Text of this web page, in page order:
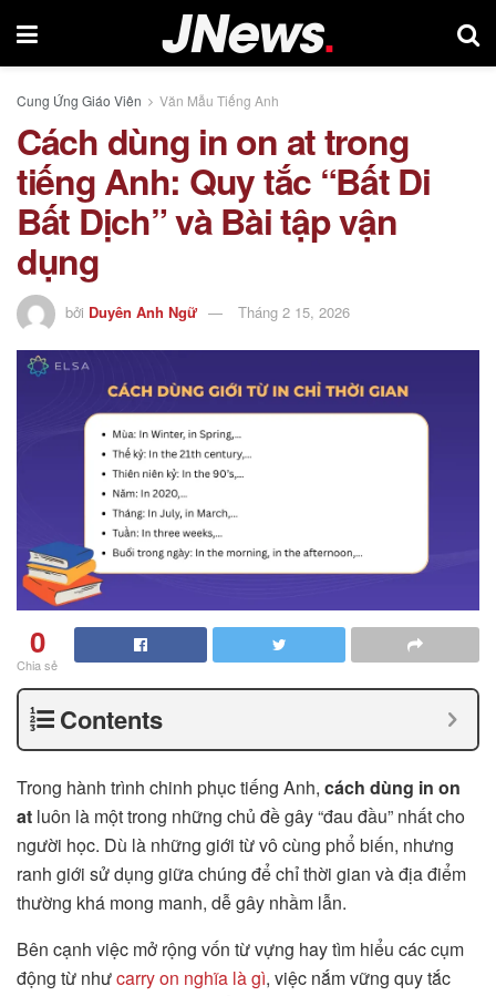
Cung Ứng Giáo Viên Văn Mẫu Tiếng Anh
Cách dùng in on at trong
tiếng Anh: Quy tắc “Bất Di
Bất Dịch” và Bài tập vận
dụng
bởi Duyên Anh Ngữ Tháng 2 15, 2026
0
Chia sẻ
Contents
Trong hành trình chinh phục tiếng Anh, cách dùng in on
at luôn là một trong những chủ đề gây “đau đầu” nhất cho
người học. Dù là những giới từ vô cùng phổ biến, nhưng
ranh giới sử dụng giữa chúng để chỉ thời gian và địa điểm
thường khá mong manh, dễ gây nhầm lẫn.
Bên cạnh việc mở rộng vốn từ vựng hay tìm hiểu các cụm
động từ nhưcarry on nghĩa là gì, việc nắm vững quy tắc